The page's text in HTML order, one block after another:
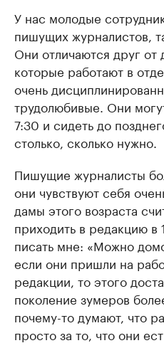
У нас молодые
пишущих журналистов,
Они отличаются друг
которые работают в
очень
трудолюбивые. Они
7:30 и сидеть до
столько, сколько нужно.
Пишущие журналисты
они чувствуют себя
дамы этого возраста
приходить в редакцию в
писать мне: «Можно
если они пришли на
редакции, то этого
поколение зумеров
почему-то думают, что
просто за то, что они